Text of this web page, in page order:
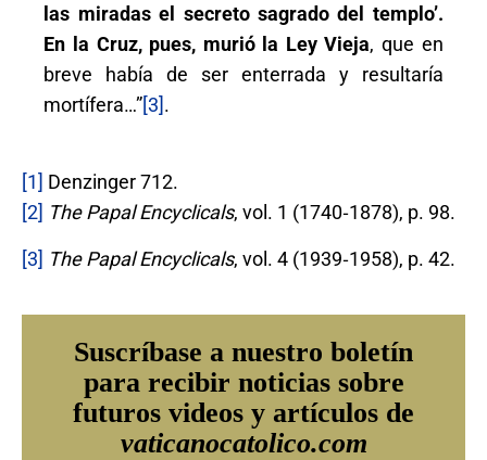
las miradas el secreto sagrado del templo’.
En la Cruz, pues, murió la Ley Vieja, que en
breve había de ser enterrada y resultaría
mortífera…”[3].
[1] Denzinger 712.
[2] The Papal Encyclicals, vol. 1 (1740‐1878), p. 98.
[3] The Papal Encyclicals, vol. 4 (1939‐1958), p. 42.
Suscríbase a nuestro boletín
para recibir noticias sobre
futuros videos y artículos de
vaticanocatolico.com